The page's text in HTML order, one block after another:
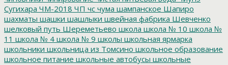
Сугихара ЧМ-2018 ЧП чс чума шампанское Шапиро
шахматы шашки шашлыки швейная фабрика Шевченко
шелковый путь Шереметьево школа школа № 10 школа №
11 школа № 4 школа № 9 школы школьная ярмарка
школьники школьница из Томсино школьное образование
школьное питание школьные автобусы школьные